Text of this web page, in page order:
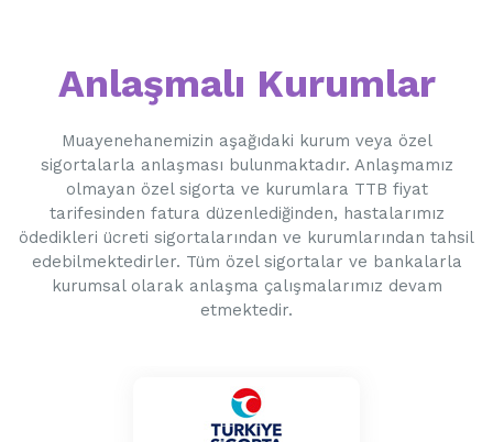
Anlaşmalı Kurumlar
Muayenehanemizin aşağıdaki kurum veya özel
sigortalarla anlaşması bulunmaktadır. Anlaşmamız
olmayan özel sigorta ve kurumlara TTB fiyat
tarifesinden fatura düzenlediğinden, hastalarımız
ödedikleri ücreti sigortalarından ve kurumlarından tahsil
edebilmektedirler. Tüm özel sigortalar ve bankalarla
kurumsal olarak anlaşma çalışmalarımız devam
etmektedir.